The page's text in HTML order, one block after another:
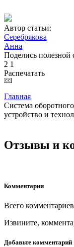
Автор статьи:
Серебрякова
Анна
Поделись полезной
2 1
Распечатать
Главная
Система
устройство и
Отзывы и
Комментарии
Всего
Извините,
Добавьте комментарий